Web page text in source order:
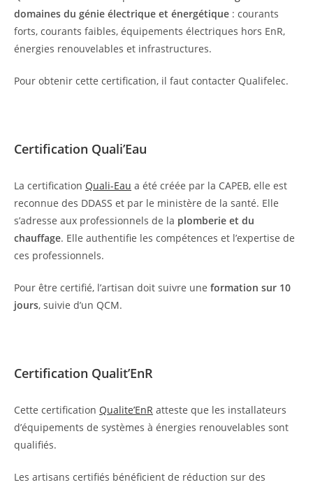
domaines du génie électrique et énergétique : courants
forts, courants faibles, équipements électriques hors EnR,
énergies renouvelables et infrastructures.
Pour obtenir cette certification, il faut contacter Qualifelec.
Certification Quali’Eau
La certification Quali-Eau a été créée par la CAPEB, elle est
reconnue des DDASS et par le ministère de la santé. Elle
s’adresse aux professionnels de la plomberie et du
chauffage. Elle authentifie les compétences et l’expertise de
ces professionnels.
Pour être certifié, l’artisan doit suivre une formation sur 10
jours, suivie d’un QCM.
Certification Qualit’EnR
Cette certification Qualite’EnR atteste que les installateurs
d’équipements de systèmes à énergies renouvelables sont
qualifiés.
Les artisans certifiés bénéficient de réduction sur des